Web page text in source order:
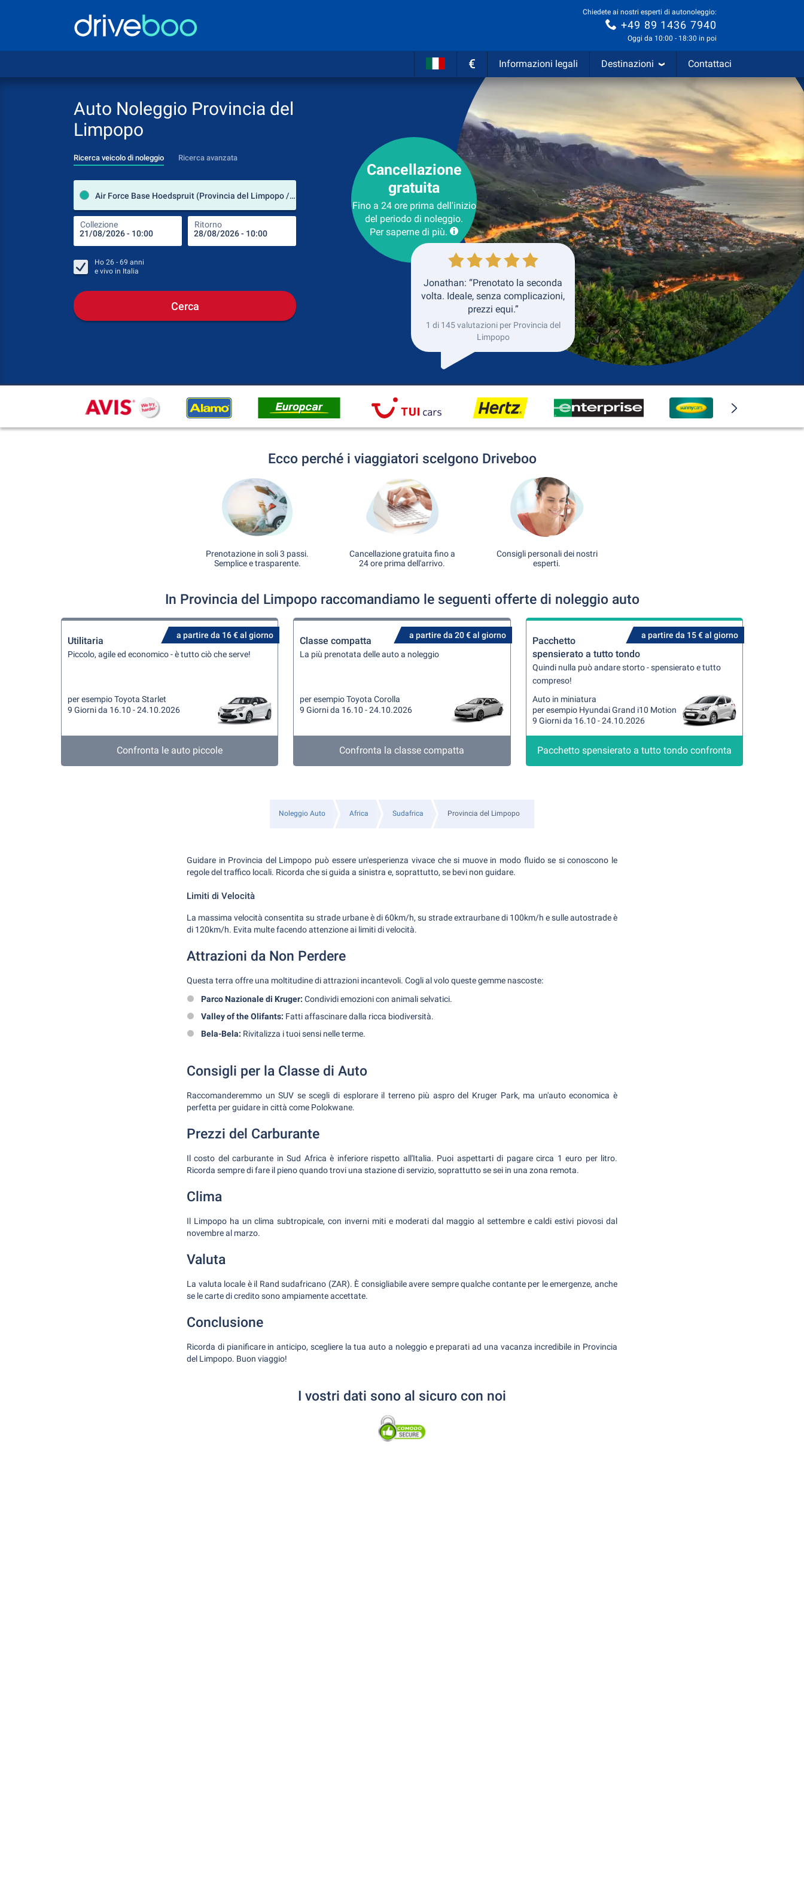
Chiedete ai nostri esperti di autonoleggio:
+49 89 1436 7940
Oggi da 10:00 - 18:30 in poi
€ Informazioni legali Destinazioni Contattaci
Auto Noleggio Provincia del
Limpopo
Ricerca veicolo di noleggio Ricerca avanzata
Air Force Base Hoedspruit (Provincia del Limpopo / Sudafrica)
Collezione Ritorno
Luogo del noleggio
Luogo di ritorno
Ho 26 - 69 anni
e vivo in Italia
Cerca
Cancellazione
gratuita
Fino a 24 ore prima dell'inizio
del periodo di noleggio.
Per saperne di più.
Jonathan: “Prenotato la seconda
volta. Ideale, senza complicazioni,
prezzi equi.”
1 di 145 valutazioni per Provincia del
Limpopo
Ecco perché i viaggiatori scelgono Driveboo
Prenotazione in soli 3 passi.
Semplice e trasparente.
Cancellazione gratuita fino a
24 ore prima dell'arrivo.
Consigli personali dei nostri
esperti.
In Provincia del Limpopo raccomandiamo le seguenti offerte di noleggio auto
a partire da 16 € al giorno
Utilitaria
Piccolo, agile ed economico - è tutto ciò che serve!
per esempio Toyota Starlet
9 Giorni da 16.10 - 24.10.2026
Confronta le auto piccole
a partire da 20 € al giorno
Classe compatta
La più prenotata delle auto a noleggio
per esempio Toyota Corolla
9 Giorni da 16.10 - 24.10.2026
Confronta la classe compatta
a partire da 15 € al giorno
Pacchetto
spensierato a tutto tondo
Quindi nulla può andare storto - spensierato e tutto
compreso!
Auto in miniatura
per esempio Hyundai Grand i10 Motion
9 Giorni da 16.10 - 24.10.2026
Pacchetto spensierato a tutto tondo confronta
Noleggio Auto Africa Sudafrica Provincia del Limpopo
Guidare in Provincia del Limpopo può essere un'esperienza vivace che si muove in modo fluido se si conoscono le
regole del traffico locali. Ricorda che si guida a sinistra e, soprattutto, se bevi non guidare.
Limiti di Velocità
La massima velocità consentita su strade urbane è di 60km/h, su strade extraurbane di 100km/h e sulle autostrade è
di 120km/h. Evita multe facendo attenzione ai limiti di velocità.
Attrazioni da Non Perdere
Questa terra offre una moltitudine di attrazioni incantevoli. Cogli al volo queste gemme nascoste:
Parco Nazionale di Kruger: Condividi emozioni con animali selvatici.
Valley of the Olifants: Fatti affascinare dalla ricca biodiversità.
Bela-Bela: Rivitalizza i tuoi sensi nelle terme.
Consigli per la Classe di Auto
Raccomanderemmo un SUV se scegli di esplorare il terreno più aspro del Kruger Park, ma un'auto economica è
perfetta per guidare in città come Polokwane.
Prezzi del Carburante
Il costo del carburante in Sud Africa è inferiore rispetto all'Italia. Puoi aspettarti di pagare circa 1 euro per litro.
Ricorda sempre di fare il pieno quando trovi una stazione di servizio, soprattutto se sei in una zona remota.
Clima
Il Limpopo ha un clima subtropicale, con inverni miti e moderati dal maggio al settembre e caldi estivi piovosi dal
novembre al marzo.
Valuta
La valuta locale è il Rand sudafricano (ZAR). È consigliabile avere sempre qualche contante per le emergenze, anche
se le carte di credito sono ampiamente accettate.
Conclusione
Ricorda di pianificare in anticipo, scegliere la tua auto a noleggio e preparati ad una vacanza incredibile in Provincia
del Limpopo. Buon viaggio!
I vostri dati sono al sicuro con noi